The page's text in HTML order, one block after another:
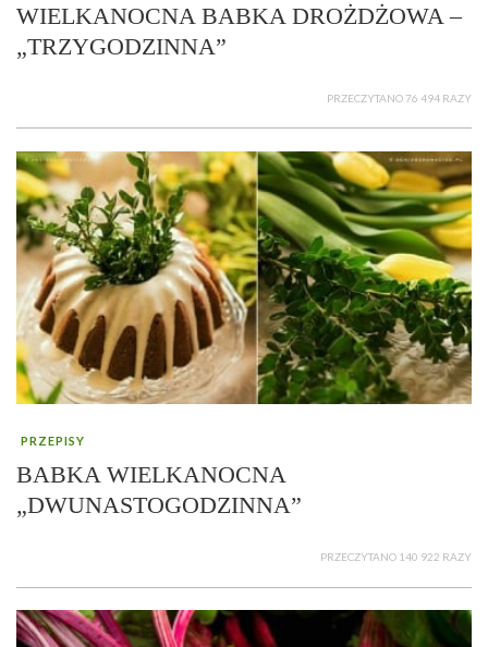
WIELKANOCNA BABKA DROŻDŻOWA –
„TRZYGODZINNA”
PRZECZYTANO 76 494 RAZY
PRZEPISY
BABKA WIELKANOCNA
„DWUNASTOGODZINNA”
PRZECZYTANO 140 922 RAZY